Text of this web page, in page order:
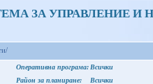
ЗА УПРАВЛЕНИЕ И
Оперативна програма: Всички
Район за планиране:
Всички